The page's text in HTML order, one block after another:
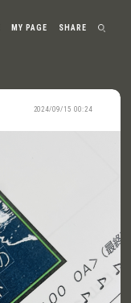
MY PAGE SHARE
2024/09/15 00:24